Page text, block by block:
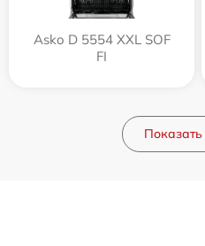
Asko D 5554 XXL SOF
FI